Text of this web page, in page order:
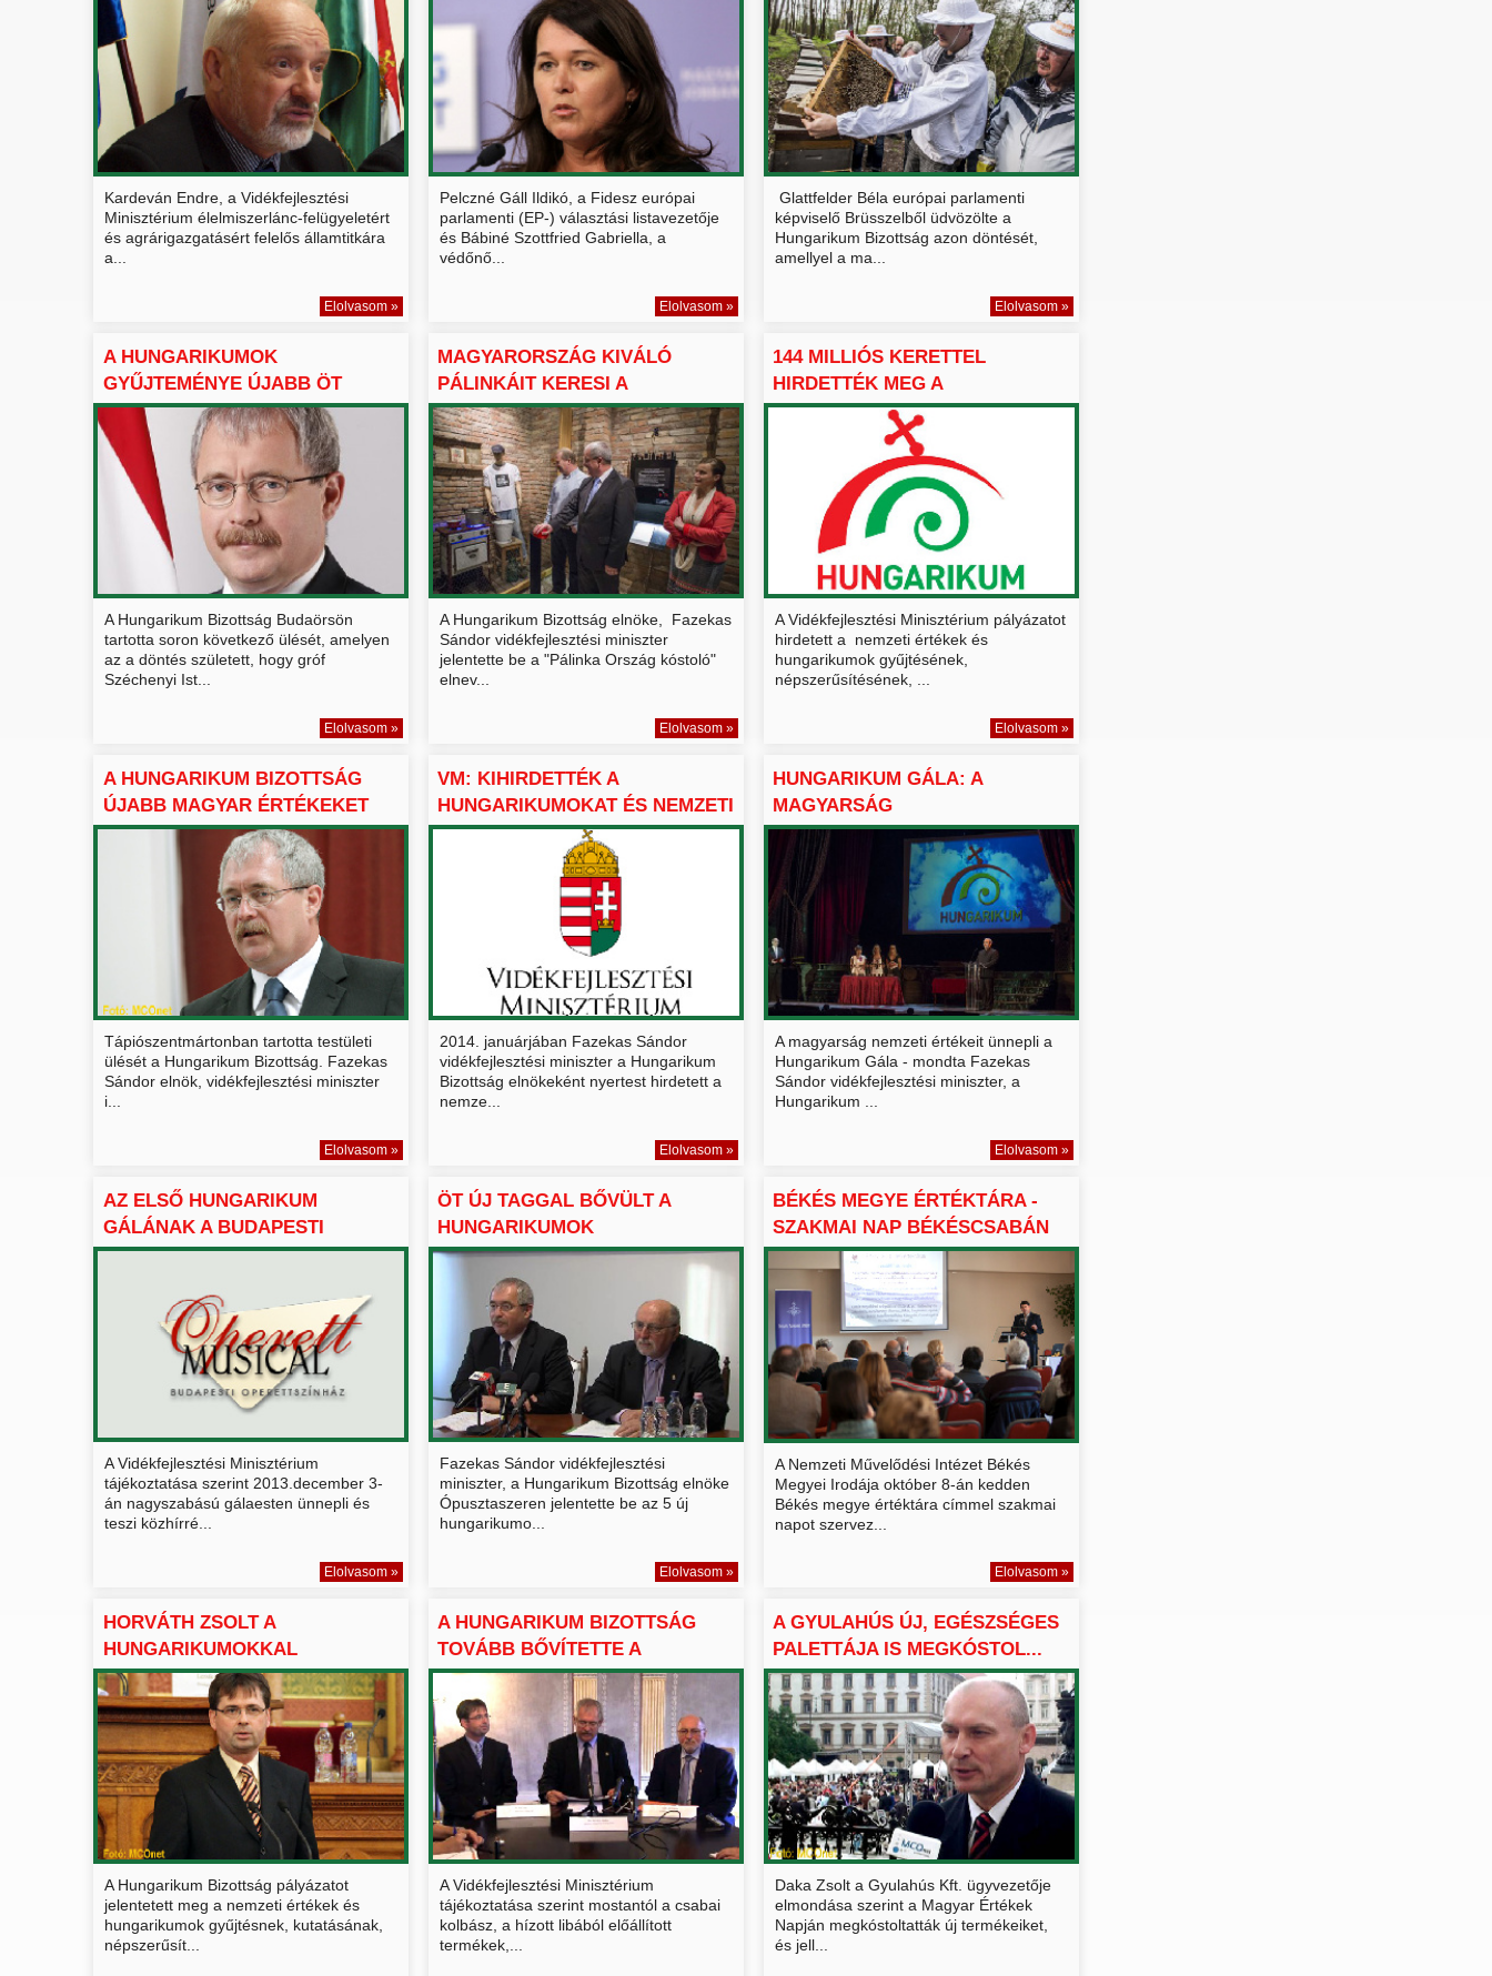
Kardeván Endre, a Vidékfejlesztési
Minisztérium élelmiszerlánc-felügyeletért
és agrárigazgatásért felelős államtitkára
a...
Elolvasom »
Pelczné Gáll Ildikó, a Fidesz európai
parlamenti (EP-) választási listavezetője
és Bábiné Szottfried Gabriella, a
védőnő...
Elolvasom »
Glattfelder Béla európai parlamenti
képviselő Brüsszelből üdvözölte a
Hungarikum Bizottság azon döntését,
amellyel a ma...
Elolvasom »
A HUNGARIKUMOK
GYŰJTEMÉNYE ÚJABB ÖT
TAGGAL GAZDA...
A Hungarikum Bizottság Budaörsön
tartotta soron következő ülését, amelyen
az a döntés született, hogy gróf
Széchenyi Ist...
Elolvasom »
MAGYARORSZÁG KIVÁLÓ
PÁLINKÁIT KERESI A
HUNGARIKU...
A Hungarikum Bizottság elnöke, Fazekas
Sándor vidékfejlesztési miniszter
jelentette be a "Pálinka Ország kóstoló"
elnev...
Elolvasom »
144 MILLIÓS KERETTEL
HIRDETTÉK MEG A
HUNGARIKUM ...
A Vidékfejlesztési Minisztérium pályázatot
hirdetett a nemzeti értékek és
hungarikumok gyűjtésének,
népszerűsítésének, ...
Elolvasom »
A HUNGARIKUM BIZOTTSÁG
ÚJABB MAGYAR ÉRTÉKEKET
VE...
Tápiószentmártonban tartotta testületi
ülését a Hungarikum Bizottság. Fazekas
Sándor elnök, vidékfejlesztési miniszter
i...
Elolvasom »
VM: KIHIRDETTÉK A
HUNGARIKUMOKAT ÉS NEMZETI
ÉRTÉ...
2014. januárjában Fazekas Sándor
vidékfejlesztési miniszter a Hungarikum
Bizottság elnökeként nyertest hirdetett a
nemze...
Elolvasom »
HUNGARIKUM GÁLA: A
MAGYARSÁG
CSÚCSTELJESÍTMÉNYEI...
A magyarság nemzeti értékeit ünnepli a
Hungarikum Gála - mondta Fazekas
Sándor vidékfejlesztési miniszter, a
Hungarikum ...
Elolvasom »
AZ ELSŐ HUNGARIKUM
GÁLÁNAK A BUDAPESTI
OPERETTSZ...
A Vidékfejlesztési Minisztérium
tájékoztatása szerint 2013.december 3-
án nagyszabású gálaesten ünnepli és
teszi közhírré...
Elolvasom »
ÖT ÚJ TAGGAL BŐVÜLT A
HUNGARIKUMOK
GYŰJTEMÉNYE É...
Fazekas Sándor vidékfejlesztési
miniszter, a Hungarikum Bizottság elnöke
Ópusztaszeren jelentette be az 5 új
hungarikumo...
Elolvasom »
BÉKÉS MEGYE ÉRTÉKTÁRA -
SZAKMAI NAP BÉKÉSCSABÁN
A Nemzeti Művelődési Intézet Békés
Megyei Irodája október 8-án kedden
Békés megye értéktára címmel szakmai
napot szervez...
Elolvasom »
HORVÁTH ZSOLT A
HUNGARIKUMOKKAL
KAPCSOLATBAN KIÍ...
A Hungarikum Bizottság pályázatot
jelentetett meg a nemzeti értékek és
hungarikumok gyűjtésnek, kutatásának,
népszerűsít...
A HUNGARIKUM BIZOTTSÁG
TOVÁBB BŐVÍTETTE A
HUNGAR...
A Vidékfejlesztési Minisztérium
tájékoztatása szerint mostantól a csabai
kolbász, a hízott libából előállított
termékek,...
A GYULAHÚS ÚJ, EGÉSZSÉGES
PALETTÁJA IS MEGKÓSTOL...
Daka Zsolt a Gyulahús Kft. ügyvezetője
elmondása szerint a Magyar Értékek
Napján megkóstoltatták új termékeiket,
és jell...